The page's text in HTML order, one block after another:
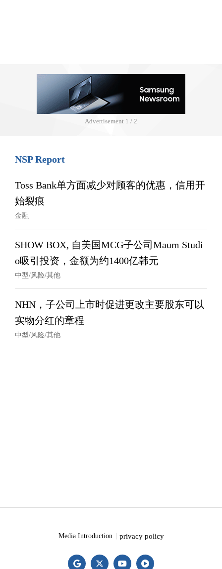
Advertisement 1 / 2
NSP Report
Toss Bank单方面减少对顾客的优惠，信用开
始裂痕
金融
SHOW BOX, 自美国MCG子公司Maum Studi
o吸引投资，金额为约1400亿韩元
中型/风险/其他
NHN，子公司上市时促进更改主要股东可以
实物分红的章程
中型/风险/其他
Media Introduction privacy policy